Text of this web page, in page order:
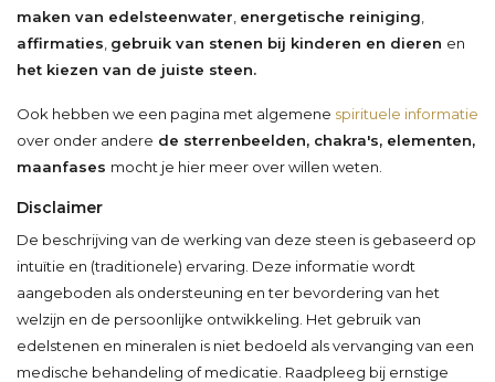
maken van edelsteenwater energetische reiniging
affirmaties gebruik van stenen bij kinderen en dieren en
het kiezen van de juiste steen.
Ook hebben we een pagina met algemene spirituele informatie
over onder andere de sterrenbeelden, chakra's, elementen,
maanfases mocht je hier meer over willen weten.
Disclaimer
De beschrijving van de werking van deze steen is gebaseerd op
intuïtie en (traditionele) ervaring. Deze informatie wordt
aangeboden als ondersteuning en ter bevordering van het
welzijn en de persoonlijke ontwikkeling. Het gebruik van
edelstenen en mineralen is niet bedoeld als vervanging van een
medische behandeling of medicatie. Raadpleeg bij ernstige